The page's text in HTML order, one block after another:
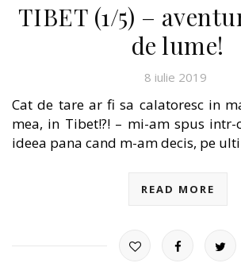
TIBET (1/5) –
de lume!
8 iulie 2019
Cat de tare ar fi sa calatoresc in
mea, in Tibet!?! – mi-am spus
ideea pana cand m-am decis, pe
READ MORE